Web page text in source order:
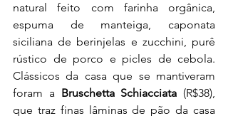
natural feito com farinha orgânica,
espuma de manteiga, caponata
siciliana de berinjelas e zucchini, purê
rústico de porco e picles de cebola.
Clássicos da casa que se mantiveram
foram a Bruschetta Schiacciata (R$38),
que traz finas lâminas de pão da casa